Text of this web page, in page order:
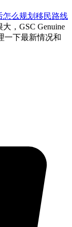
么规划移民路线
，GSC Genuine
一下最新情况和